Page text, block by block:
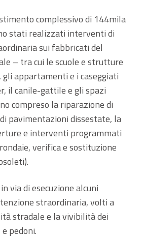
complessivo di 144mila
stati realizzati interventi di
sui fabbricati del
– tra cui le scuole e strutture
appartamenti e i caseggiati
il canile-gattile e gli spazi
compreso la riparazione di
pavimentazioni dissestate, la
e interventi programmati
verifica e sostituzione
via di esecuzione alcuni
straordinaria, volti a
stradale e la vivibilità dei
pedoni.